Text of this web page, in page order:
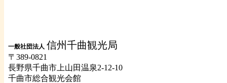
一般社団法人 信州千曲観光局
〒389-0821
長野県千曲市上山田温泉2-12-10
千曲市総合観光会館